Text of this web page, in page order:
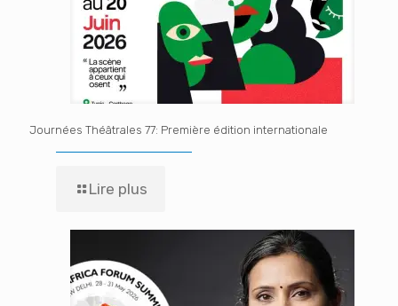
Journées Théâtrales 77: Première édition internationale
Lire plus